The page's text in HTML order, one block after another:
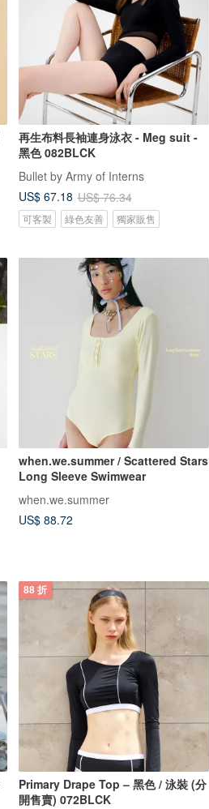
再生布料長袖連身泳衣 - Meg suit -
黑色 082BLCK
Bullet by Army of Interns
US$ 67.18 US$ 76.34
可客製 綠色友善 獨家販售
when.we.summer / Scattered Stars
Long Sleeve Swimwear
when.we.summer
US$ 88.72
88 折
Primary Drape Top – 黑色 / 泳裝 (分
開售賣) 072BLCK